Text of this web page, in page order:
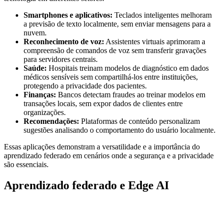
Smartphones e aplicativos: Teclados inteligentes melhoram
a previsão de texto localmente, sem enviar mensagens para a
nuvem.
Reconhecimento de voz: Assistentes virtuais aprimoram a
compreensão de comandos de voz sem transferir gravações
para servidores centrais.
Saúde: Hospitais treinam modelos de diagnóstico em dados
médicos sensíveis sem compartilhá-los entre instituições,
protegendo a privacidade dos pacientes.
Finanças: Bancos detectam fraudes ao treinar modelos em
transações locais, sem expor dados de clientes entre
organizações.
Recomendações: Plataformas de conteúdo personalizam
sugestões analisando o comportamento do usuário localmente.
Essas aplicações demonstram a versatilidade e a importância do
aprendizado federado em cenários onde a segurança e a privacidade
são essenciais.
Aprendizado federado e Edge AI